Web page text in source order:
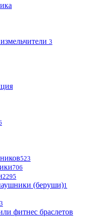
3
523
706
2295
(беруши)1
фитнес браслетов